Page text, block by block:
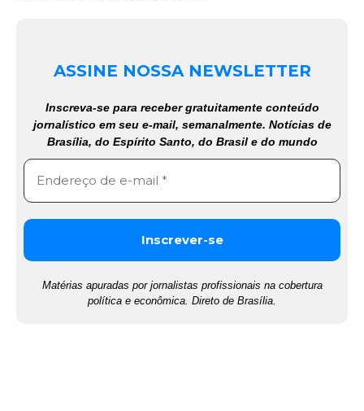
ASSINE NOSSA NEWSLETTER
Inscreva-se para receber gratuitamente conteúdo
jornalístico em seu e-mail, semanalmente. Notícias de
Brasília, do Espírito Santo, do Brasil e do mundo
Matérias apuradas por jornalistas profissionais na cobertura
política e econômica. Direto de Brasília.